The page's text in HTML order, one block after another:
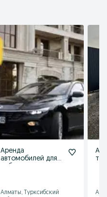
Аренда
автомобилей для
Алматы, Турксибский